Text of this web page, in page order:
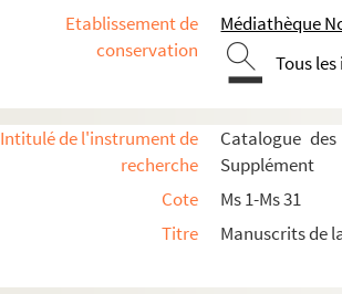
Etablissement de
conservation
Médiathèque
Tous
Intitulé de l'instrument de
recherche
Catalogue
Supplément
Cote
Ms 1-Ms 31
Titre
Manuscrits de